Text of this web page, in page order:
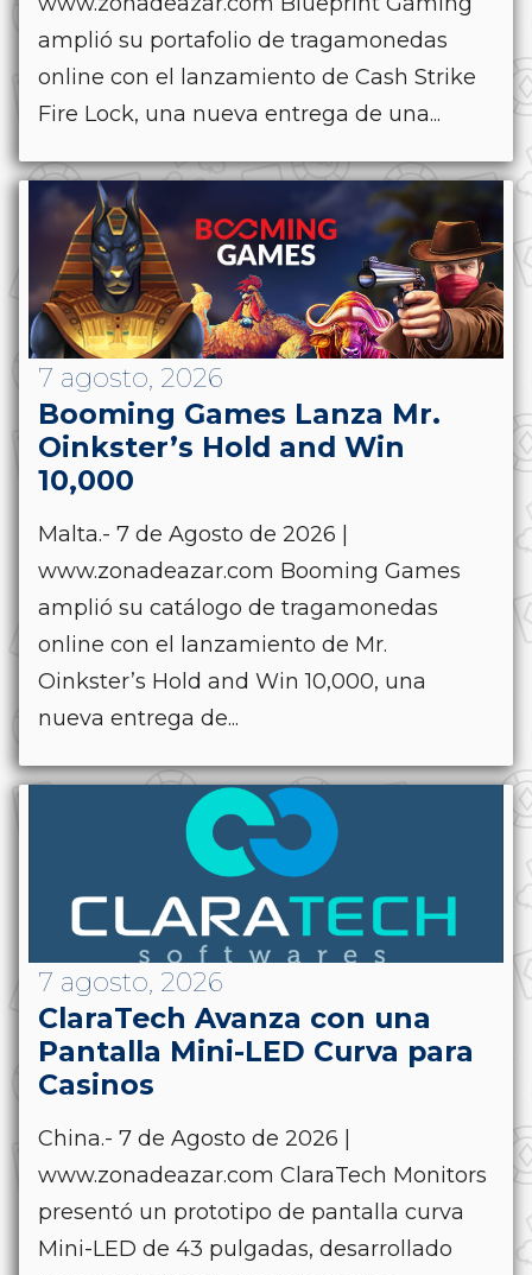
amplió su portafolio de tragamonedas
online con el lanzamiento de Cash Strike
Fire Lock, una nueva entrega de una...
7 agosto, 2026
Booming Games Lanza Mr.
Oinkster’s Hold and Win
10,000
Malta.- 7 de Agosto de 2026 |
www.zonadeazar.com Booming Games
amplió su catálogo de tragamonedas
online con el lanzamiento de Mr.
Oinkster’s Hold and Win 10,000, una
nueva entrega de...
7 agosto, 2026
ClaraTech Avanza con una
Pantalla Mini-LED Curva para
Casinos
China.- 7 de Agosto de 2026 |
www.zonadeazar.com ClaraTech Monitors
presentó un prototipo de pantalla curva
Mini-LED de 43 pulgadas, desarrollado